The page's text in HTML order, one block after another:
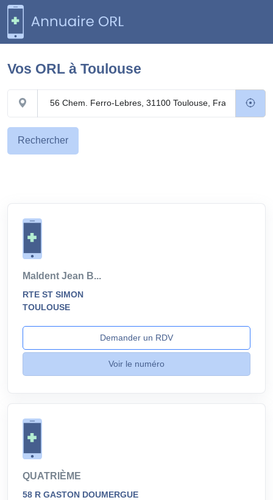
Vos ORL à Toulouse
Rechercher
Maldent Jean B...
RTE ST SIMON
TOULOUSE
Demander un RDV
Voir le numéro
QUATRIÈME
58 R GASTON DOUMERGUE